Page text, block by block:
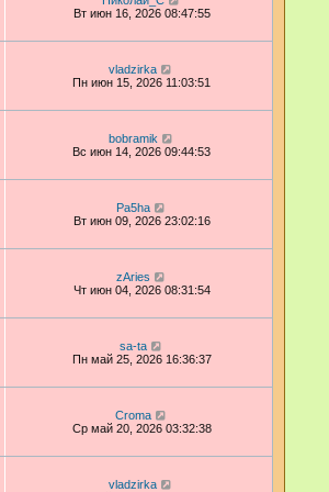
Вт июн 16, 2026 08:47:55
vladzirka
Пн июн 15, 2026 11:03:51
bobramik
Вс июн 14, 2026 09:44:53
Pa5ha
Вт июн 09, 2026 23:02:16
zAries
Чт июн 04, 2026 08:31:54
sa-ta
Пн май 25, 2026 16:36:37
Croma
Ср май 20, 2026 03:32:38
vladzirka